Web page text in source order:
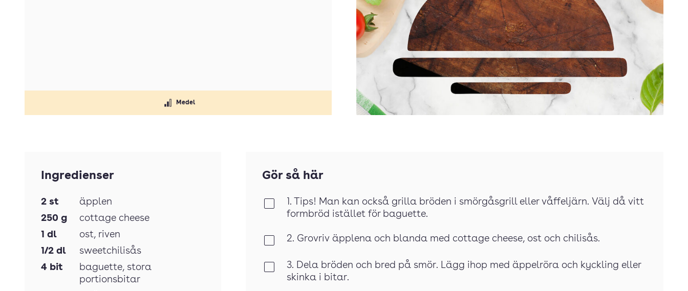
Medel
Ingredienser
2 st
äpplen
250 g
cottage cheese
1 dl ost, riven
1/2 dl
sweetchilisås
4 bit baguette, stora
portionsbitar
Gör så här
1. Tips! Man kan också grilla bröden i smörgåsgrill eller våffeljärn. Välj då vitt
formbröd istället för baguette.
2. Grovriv äpplena och blanda med cottage cheese, ost och chilisås.
3. Dela bröden och bred på smör. Lägg ihop med äppelröra och kyckling eller
skinka i bitar.